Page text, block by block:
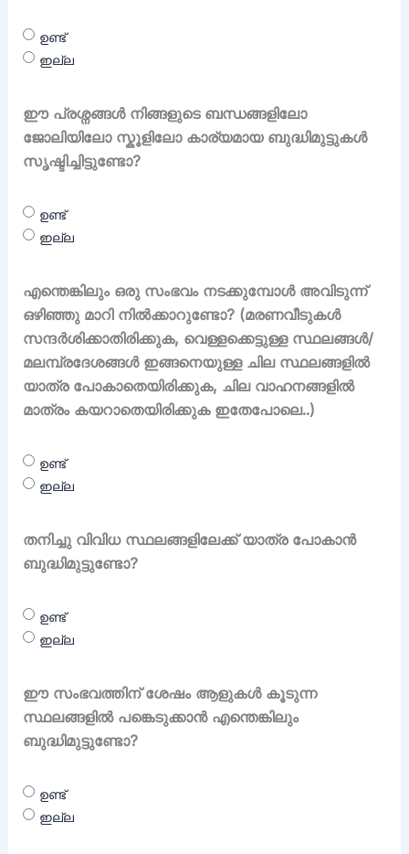
ഉണ്ട്
ഇല്ല
ഈ പ്രശ്നങ്ങൾ നിങ്ങളുടെ ബന്ധങ്ങളിലോ
ജോലിയിലോ സ്കൂളിലോ കാര്യമായ ബുദ്ധിമുട്ടുകൾ
സൃഷ്ടിച്ചിട്ടുണ്ടോ?
ഉണ്ട്
ഇല്ല
എന്തെങ്കിലും ഒരു സംഭവം നടക്കുമ്പോൾ അവിടുന്ന്
ഒഴിഞ്ഞു മാറി നിൽക്കാറുണ്ടോ? (മരണവീടുകൾ
സന്ദർശിക്കാതിരിക്കുക, വെള്ളക്കെട്ടുള്ള സ്ഥലങ്ങൾ/
മലമ്പ്രദേശങ്ങൾ ഇങ്ങനെയുള്ള ചില സ്ഥലങ്ങളിൽ
യാത്ര പോകാതെയിരിക്കുക, ചില വാഹനങ്ങളിൽ
മാത്രം കയറാതെയിരിക്കുക ഇതേപോലെ..)
ഉണ്ട്
ഇല്ല
തനിച്ചു വിവിധ സ്ഥലങ്ങളിലേക്ക് യാത്ര പോകാൻ
ബുദ്ധിമുട്ടുണ്ടോ?
ഉണ്ട്
ഇല്ല
ഈ സംഭവത്തിന് ശേഷം ആളുകൾ കൂടുന്ന
സ്ഥലങ്ങളിൽ പങ്കെടുക്കാൻ എന്തെങ്കിലും
ബുദ്ധിമുട്ടുണ്ടോ?
ഉണ്ട്
ഇല്ല